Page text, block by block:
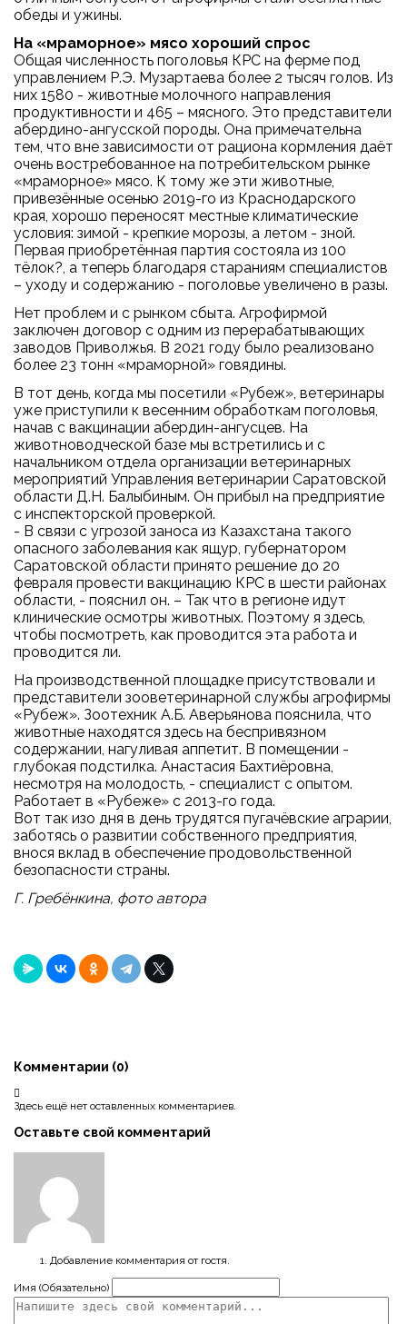
обеды и ужины.
На «мраморное» мясо хороший спрос
Общая численность поголовья КРС на ферме под
управлением Р.Э. Музартаева более 2 тысяч голов. Из
них 1580 - животные молочного направления
продуктивности и 465 – мясного. Это представители
абердино-ангусской породы. Она примечательна
тем, что вне зависимости от рациона кормления даёт
очень востребованное на потребительском рынке
«мраморное» мясо. К тому же эти животные,
привезённые осенью 2019-го из Краснодарского
края, хорошо переносят местные климатические
условия: зимой - крепкие морозы, а летом - зной.
Первая приобретённая партия состояла из 100
тёлок?, а теперь благодаря стараниям специалистов
– уходу и содержанию - поголовье увеличено в разы.
Нет проблем и с рынком сбыта. Агрофирмой
заключен договор с одним из перерабатывающих
заводов Приволжья. В 2021 году было реализовано
более 23 тонн «мраморной» говядины.
В тот день, когда мы посетили «Рубеж», ветеринары
уже приступили к весенним обработкам поголовья,
начав с вакцинации абердин-ангусцев. На
животноводческой базе мы встретились и с
начальником отдела организации ветеринарных
мероприятий Управления ветеринарии Саратовской
области Д.Н. Балыбиным. Он прибыл на предприятие
с инспекторской проверкой.
- В связи с угрозой заноса из Казахстана такого
опасного заболевания как ящур, губернатором
Саратовской области принято решение до 20
февраля провести вакцинацию КРС в шести районах
области, - пояснил он. – Так что в регионе идут
клинические осмотры животных. Поэтому я здесь,
чтобы посмотреть, как проводится эта работа и
проводится ли.
На производственной площадке присутствовали и
представители зооветеринарной службы агрофирмы
«Рубеж». Зоотехник А.Б. Аверьянова пояснила, что
животные находятся здесь на беспривязном
содержании, нагуливая аппетит. В помещении -
глубокая подстилка. Анастасия Бахтиёровна,
несмотря на молодость, - специалист с опытом.
Работает в «Рубеже» с 2013-го года.
Вот так изо дня в день трудятся пугачёвские аграрии,
заботясь о развитии собственного предприятия,
внося вклад в обеспечение продовольственной
безопасности страны.
Г. Гребёнкина, фото автора
Комментарии (0)
Здесь ещё нет оставленных комментариев.
Оставьте свой комментарий
Добавление комментария от гостя.
Имя (Обязательно)